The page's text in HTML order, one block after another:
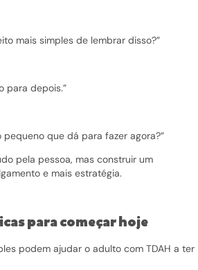
mais simples de lembrar disso?”
para depois.”
pequeno que dá para fazer agora?”
pela pessoa, mas construir um
e mais estratégia.
para começar hoje
podem ajudar o adulto com TDAH a ter